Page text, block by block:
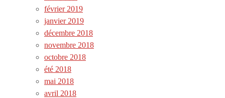
février 2019
janvier 2019
décembre 2018
novembre 2018
octobre 2018
été 2018
mai 2018
avril 2018